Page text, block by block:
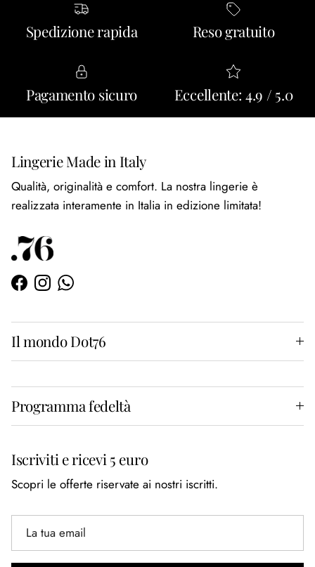
Spedizione rapida Reso gratuito
Pagamento sicuro Eccellente: 4.9 / 5.0
Lingerie Made in Italy
Qualità, originalità e comfort. La nostra lingerie è
realizzata interamente in Italia in edizione limitata!
Facebook
InstagramWhatsApp
Il mondo Dot76
Programma fedeltà
Iscriviti e ricevi 5 euro
Scopri le offerte riservate ai nostri iscritti.